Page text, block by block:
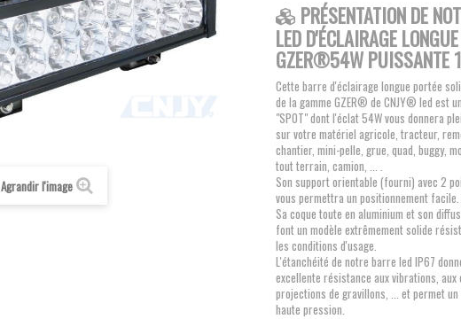
Agrandir l'image
PRÉSENTATION DE
LED D'ÉCLAIRAGE
GZER®54W PUISSANTE
Cette barre d'éclairage longue portée
de la gamme GZER® de CNJY® led est
"SPOT" dont l'éclat 54W vous donnera
sur votre matériel agricole, tracteur,
chantier, mini-pelle, grue, quad, buggy,
tout terrain, camion, ... .
Son support orientable (fourni) avec 2
vous permettra un positionnement facile.
Sa coque toute en aluminium et son
font un modèle extrêmement solide
les conditions d'usage.
L'étanchéité de notre barre led IP67
excellente résistance aux vibrations, aux
projections de gravillons, ... et permet
haute pression.